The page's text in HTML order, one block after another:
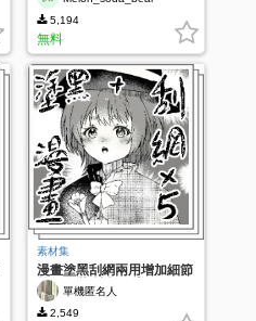
5,194
無料
素材集
漫畫塗黑刮網兩用增加細節
筆刷套裝(情報量増やす漫
画消しゴム/黒塗り両用ブ
ラシ)
單機匿名人
2,549